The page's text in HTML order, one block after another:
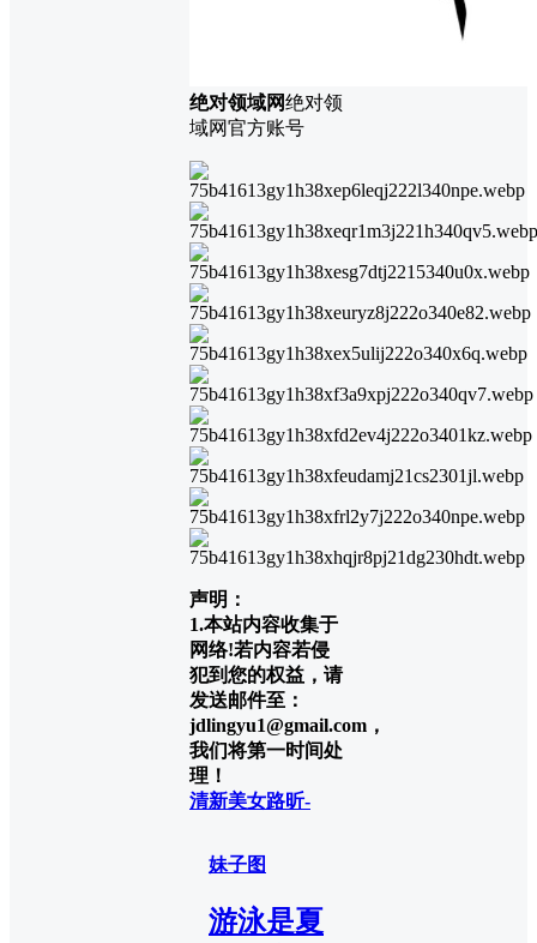
绝对领域网绝对领
域网官方账号
声明：
1.本站内容收集于
网络!若内容若侵
犯到您的权益，请
发送邮件至：
jdlingyu1@gmail.com，
我们将第一时间处
理！
清新美女路昕-
妹子图
游泳是夏